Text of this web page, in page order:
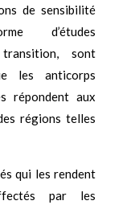
de sensibilité
d’études
sont
les anticorps
répondent aux
régions telles
qui les rendent
par les